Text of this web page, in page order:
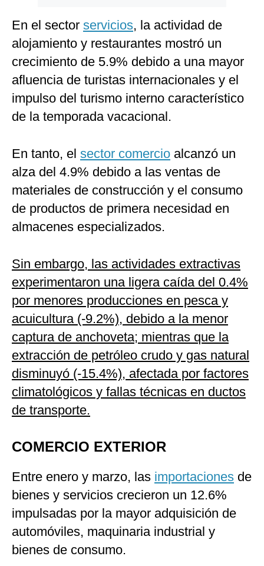
En el sector servicios, la actividad de
alojamiento y restaurantes mostró un
crecimiento de 5.9% debido a una mayor
afluencia de turistas internacionales y el
impulso del turismo interno característico
de la temporada vacacional.
En tanto, el sector comercio alcanzó un
alza del 4.9% debido a las ventas de
materiales de construcción y el consumo
de productos de primera necesidad en
almacenes especializados.
Sin embargo, las actividades extractivas
experimentaron una ligera caída del 0.4%
por menores producciones en pesca y
acuicultura (-9.2%), debido a la menor
captura de anchoveta; mientras que la
extracción de petróleo crudo y gas natural
disminuyó (-15.4%), afectada por factores
climatológicos y fallas técnicas en ductos
de transporte.
COMERCIO EXTERIOR
Entre enero y marzo, las importaciones de
bienes y servicios crecieron un 12.6%
impulsadas por la mayor adquisición de
automóviles, maquinaria industrial y
bienes de consumo.